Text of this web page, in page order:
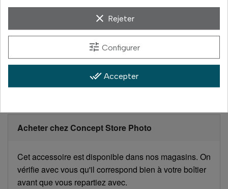
À voir aussi sur la boutique
Les boîtiers cités sur cette fiche, avec lesquels cet
accessoire est prévu :
(5699 €)
Acheter chez Concept Store Photo
Cet accessoire est disponible dans nos magasins. On
vérifie avec vous qu'il correspond bien à votre boîtier
avant que vous repartiez avec.
clear Rejeter
tune Configurer
done_all Accepter